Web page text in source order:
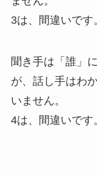
3は、間違いです
聞き手は「誰」
が、話し手はわ
いません。
4は、間違いです